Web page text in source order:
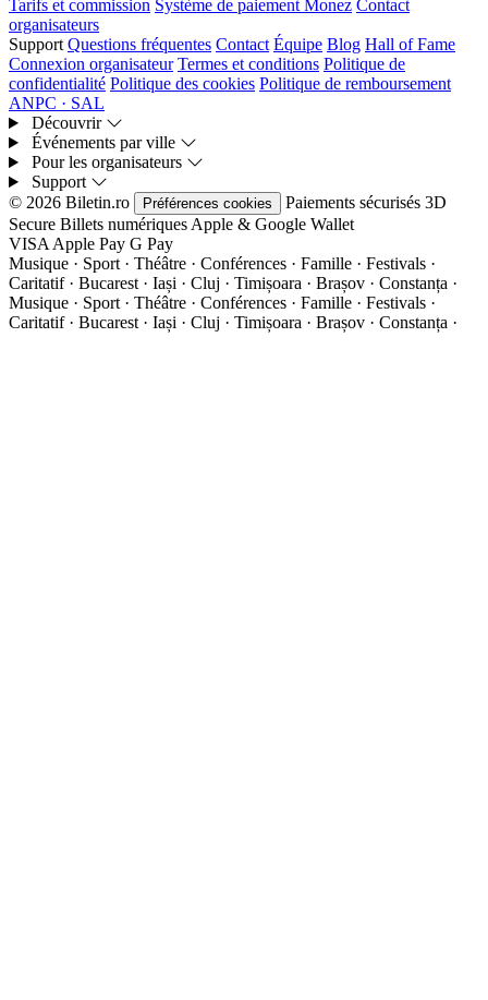
Tarifs et commission Système de paiement Monez Contact
organisateurs
Support Questions fréquentes Contact Équipe Blog Hall of Fame
Connexion organisateur Termes et conditions Politique de
confidentialité Politique des cookies Politique de remboursement
ANPC · SAL
Découvrir
Événements par ville
Pour les organisateurs
Support
© 2026 Biletin.ro
Préférences cookies Paiements sécurisés 3D
Secure Billets numériques Apple & Google Wallet
VISA Apple Pay G Pay
Musique · Sport · Théâtre · Conférences · Famille · Festivals ·
Caritatif · Bucarest · Iași · Cluj · Timișoara · Brașov · Constanța ·
Musique · Sport · Théâtre · Conférences · Famille · Festivals ·
Caritatif · Bucarest · Iași · Cluj · Timișoara · Brașov · Constanța ·